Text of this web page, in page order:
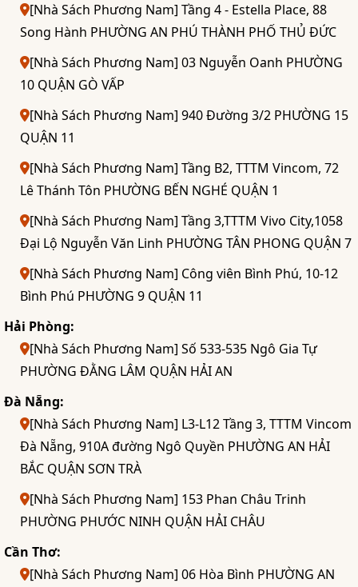
[Nhà Sách Phương Nam] Tầng 4 - Estella Place, 88
Song Hành PHƯỜNG AN PHÚ THÀNH PHỐ THỦ ĐỨC
[Nhà Sách Phương Nam] 03 Nguyễn Oanh PHƯỜNG
10 QUẬN GÒ VẤP
[Nhà Sách Phương Nam] 940 Đường 3/2 PHƯỜNG 15
QUẬN 11
[Nhà Sách Phương Nam] Tầng B2, TTTM Vincom, 72
Lê Thánh Tôn PHƯỜNG BẾN NGHÉ QUẬN 1
[Nhà Sách Phương Nam] Tầng 3,TTTM Vivo City,1058
Đại Lộ Nguyễn Văn Linh PHƯỜNG TÂN PHONG QUẬN 7
[Nhà Sách Phương Nam] Công viên Bình Phú, 10-12
Bình Phú PHƯỜNG 9 QUẬN 11
Hải Phòng:
[Nhà Sách Phương Nam] Số 533-535 Ngô Gia Tự
PHƯỜNG ĐẰNG LÂM QUẬN HẢI AN
Đà Nẵng:
[Nhà Sách Phương Nam] L3-L12 Tầng 3, TTTM Vincom
Đà Nẵng, 910A đường Ngô Quyền PHƯỜNG AN HẢI
BẮC QUẬN SƠN TRÀ
[Nhà Sách Phương Nam] 153 Phan Châu Trinh
PHƯỜNG PHƯỚC NINH QUẬN HẢI CHÂU
Cần Thơ:
[Nhà Sách Phương Nam] 06 Hòa Bình PHƯỜNG AN